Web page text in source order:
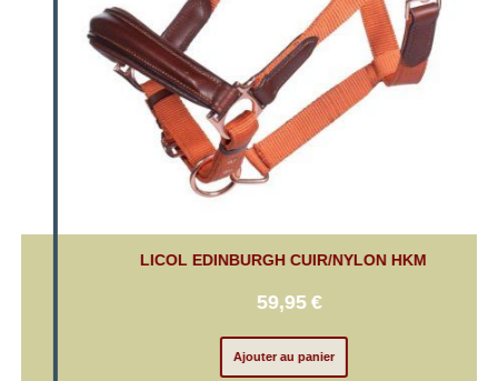
TEE-SHIRT EDINBURGH HKM
€ 25,95
Ajouter au panier